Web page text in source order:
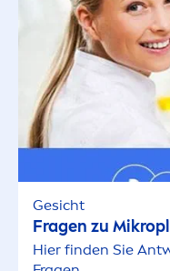
Sehr
Sensible Haut
Unreine Haut
AUSGEWÄHLTE
Gesicht
Fragen zu
Hier finden Sie